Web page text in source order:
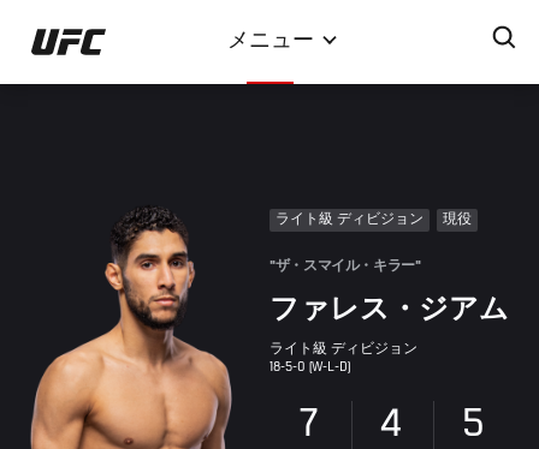
イ
ン
メニュー
ライト級 ディビジョン 現役
"ザ・スマイル・キラー"
ファレス・ジアム
ライト級 ディビジョン
18-5-0 (W-L-D)
7 4 5